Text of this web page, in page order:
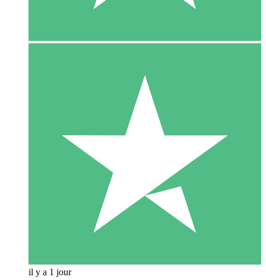
il y a 1 jour